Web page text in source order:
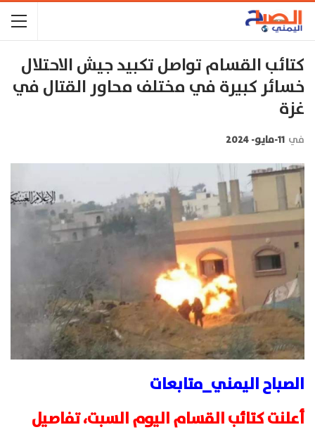
كتائب القسام تواصل تكبيد جيش الاحتلال
خسائر كبيرة في مختلف محاور القتال في
غزة
في 11-مايو- 2024
الصباح اليمني_متابعات
أعلنت كتائب القسام اليوم السبت، تفاصيل